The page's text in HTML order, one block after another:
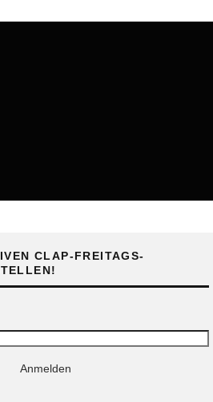
CLAP-FREITAGS-
Anmelden